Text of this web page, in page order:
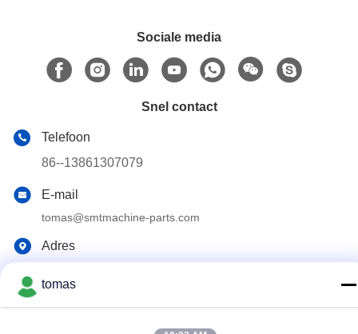
Sociale media
Snel contact
Telefoon
86--13861307079
E-mail
tomas@smtmachine-parts.com
Adres
Industrial Park Suzhou, Jiangsu, 215127, China
tomas